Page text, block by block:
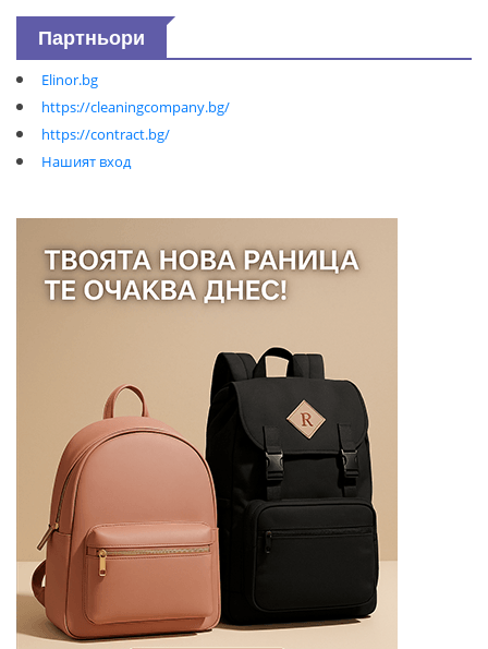
Партньори
Elinor.bg
https://cleaningcompany.bg/
https://contract.bg/
Нашият вход